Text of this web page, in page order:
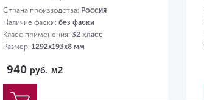
Страна производства: Россия
Наличие фаски: без фаски
Класс применения: 32 класс
Размер: 1292х193х8 мм
940 руб. м2